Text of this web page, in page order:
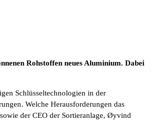
Rohstoffen neues Aluminium. Dabei
Schlüsseltechnologien in der
Welche Herausforderungen das
der CEO der Sortieranlage, Øyvind